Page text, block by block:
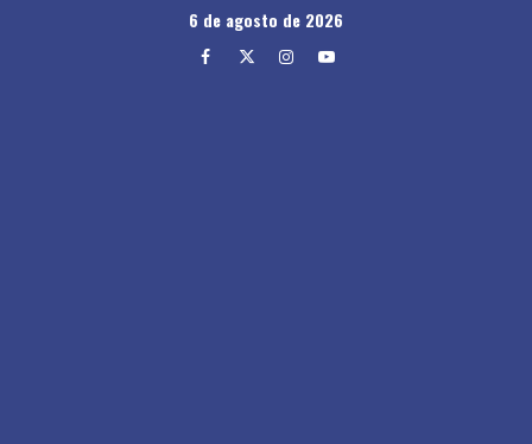
6 de agosto de 2026
Facebook
TwitterInstagram
Youtube